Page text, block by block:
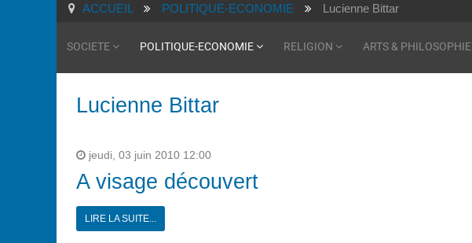
ACCUEIL POLITIQUE-ECONOMIE Lucienne Bittar
SOCIETE POLITIQUE-ECONOMIE RELIGION ARTS & PHILOSOPHIE
Lucienne Bittar
jeudi, 03 juin 2010 12:00
A visage découvert
LIRE LA SUITE...